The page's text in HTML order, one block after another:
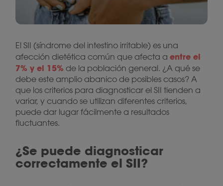
El SII (síndrome del intestino irritable) es una
afección dietética común que afecta a entre el
7% y el 15% de la población general. ¿A qué se
debe este amplio abanico de posibles casos? A
que los criterios para diagnosticar el SII tienden a
variar, y cuando se utilizan diferentes criterios,
puede dar lugar fácilmente a resultados
fluctuantes.
¿Se puede diagnosticar
correctamente el SII?